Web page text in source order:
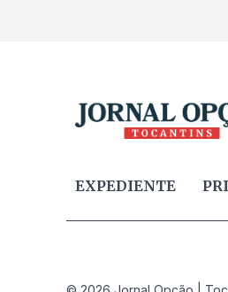
EXPEDIENTE